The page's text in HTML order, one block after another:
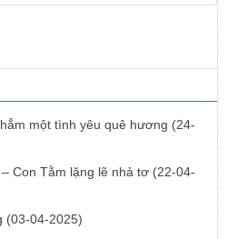
một tình yêu quê hương (24-
Con Tằm lặng lẽ nhả tơ (22-04-
(03-04-2025)